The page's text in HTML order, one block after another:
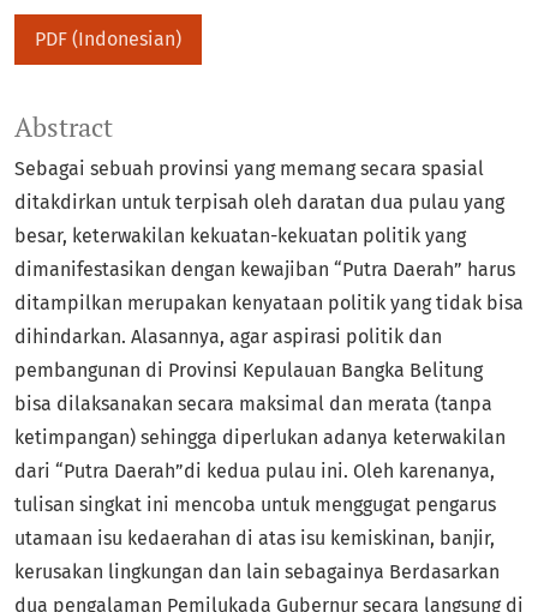
PDF (Indonesian)
Abstract
Sebagai sebuah provinsi yang memang secara spasial
ditakdirkan untuk terpisah oleh daratan dua pulau yang
besar, keterwakilan kekuatan-kekuatan politik yang
dimanifestasikan dengan kewajiban “Putra Daerah” harus
ditampilkan merupakan kenyataan politik yang tidak bisa
dihindarkan. Alasannya, agar aspirasi politik dan
pembangunan di Provinsi Kepulauan Bangka Belitung
bisa dilaksanakan secara maksimal dan merata (tanpa
ketimpangan) sehingga diperlukan adanya keterwakilan
dari “Putra Daerah”di kedua pulau ini. Oleh karenanya,
tulisan singkat ini mencoba untuk menggugat pengarus
utamaan isu kedaerahan di atas isu kemiskinan, banjir,
kerusakan lingkungan dan lain sebagainya Berdasarkan
dua pengalaman Pemilukada Gubernur secara langsung di